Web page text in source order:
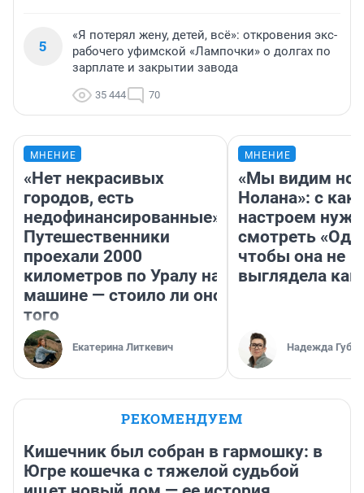
5
«Я потерял жену, детей, всё»: откровения экс-
рабочего уфимской «Лампочки» о долгах по
зарплате и закрытии завода
35 444 70
МНЕНИЕ
«Нет некрасивых
городов, есть
недофинансированные».
Путешественники
проехали 2000
километров по Уралу на
машине — стоило ли оно
того
Екатерина Литкевич
МНЕНИЕ
«Мы видим
Нолана»: с
настроем
смотреть
чтобы она не
выглядела как
Надежда
РЕКОМЕНДУЕМ
Кишечник был собран в гармошку: в
Югре кошечка с тяжелой судьбой